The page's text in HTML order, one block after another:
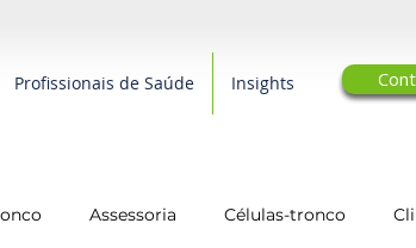
Profissionais de Saúde Insights
Assessoria Células-tronco